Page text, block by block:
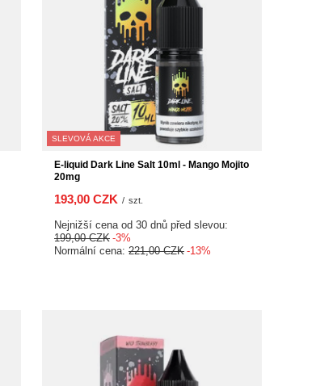
SLEVOVÁ AKCE
E-liquid Dark Line Salt 10ml - Mango Mojito
20mg
193,00 CZK / szt.
Nejnižší cena od 30 dnů před slevou:
199,00 CZK -3%
Normální cena: 221,00 CZK -13%